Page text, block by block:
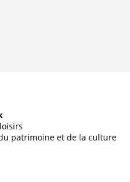
patrimoine et de la culture